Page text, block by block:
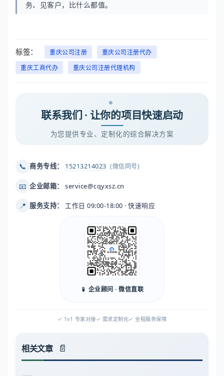
务、见客户，比什么都值。
标签： 重庆公司注册
重庆公司注册代办
重庆工商代办
重庆公司注册代理机构
联系我们 · 让你的项目快速启动
为您提供专业、定制化的综合解决方案
📞 商务专线： 15213214023 (微信同号)
📧 企业邮箱： service@cqyxsz.cn
📍 服务支持： 工作日 09:00-18:00 · 快速响应
📱 企业顾问 · 微信直联
✓ 1v1 专家对接✓ 需求定制化✓ 全程服务保障
相关文章